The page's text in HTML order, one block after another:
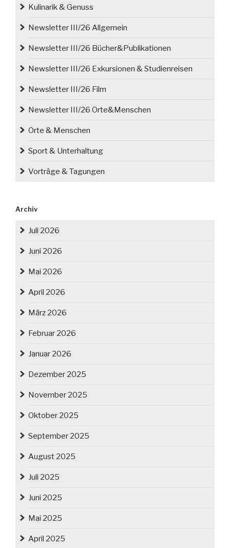
Kulinarik & Genuss
Newsletter III/26 Allgemein
Newsletter III/26 Bücher&Publikationen
Newsletter III/26 Exkursionen & Studienreisen
Newsletter III/26 Film
Newsletter III/26 Orte&Menschen
Orte & Menschen
Sport & Unterhaltung
Vorträge & Tagungen
Archiv
Juli 2026
Juni 2026
Mai 2026
April 2026
März 2026
Februar 2026
Januar 2026
Dezember 2025
November 2025
Oktober 2025
September 2025
August 2025
Juli 2025
Juni 2025
Mai 2025
April 2025